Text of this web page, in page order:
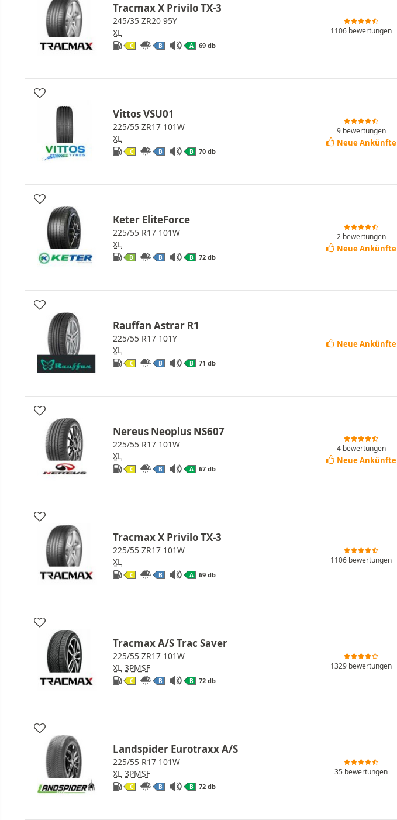
Tracmax X Privilo TX-3
245/35 ZR20 95Y
XL
C B A 69 db
1106 bewertungen
Vittos VSU01
225/55 ZR17 101W
XL
C B B 70 db
9 bewertungen
Neue Ankünfte
Keter EliteForce
225/55 R17 101W
XL
B B B 72 db
2 bewertungen
Neue Ankünfte
Rauffan Astrar R1
225/55 R17 101Y
XL
C B B 71 db
Neue Ankünfte
Nereus Neoplus NS607
225/55 R17 101W
XL
C B A 67 db
4 bewertungen
Neue Ankünfte
Tracmax X Privilo TX-3
225/55 ZR17 101W
XL
C B A 69 db
1106 bewertungen
Tracmax A/S Trac Saver
225/55 ZR17 101W
XL 3PMSF
C B B 72 db
1329 bewertungen
Landspider Eurotraxx A/S
225/55 R17 101W
XL 3PMSF
C B B 72 db
35 bewertungen